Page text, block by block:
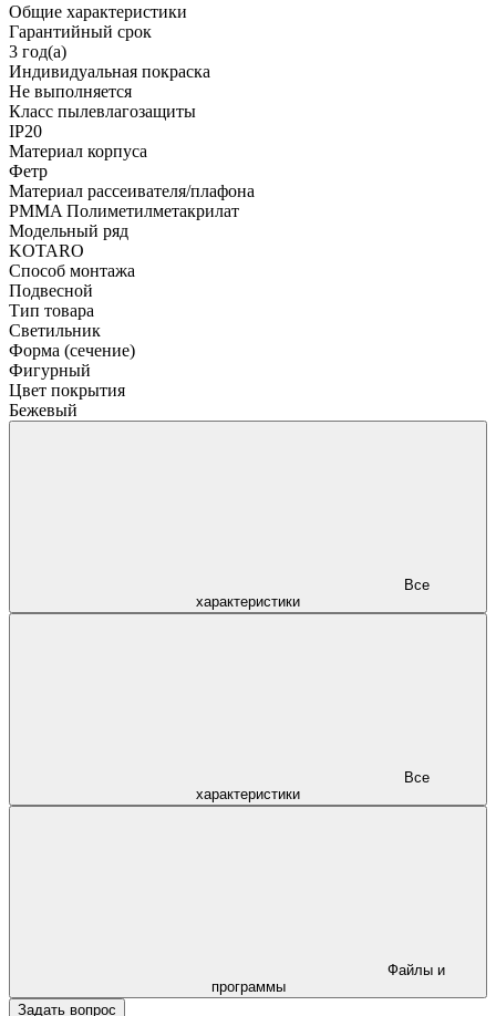
Общие характеристики
Гарантийный срок
3 год(а)
Индивидуальная покраска
Не выполняется
Класс пылевлагозащиты
IP20
Материал корпуса
Фетр
Материал рассеивателя/плафона
PMMA Полиметилметакрилат
Модельный ряд
KOTARO
Способ монтажа
Подвесной
Тип товара
Светильник
Форма (сечение)
Фигурный
Цвет покрытия
Бежевый
характеристики
характеристики
программы
Задать вопрос